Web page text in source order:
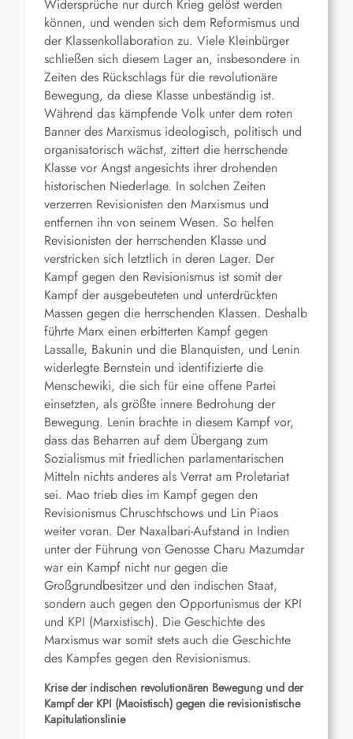
Widersprüche nur durch Krieg gelöst werden
können, und wenden sich dem Reformismus und
der Klassenkollaboration zu. Viele Kleinbürger
schließen sich diesem Lager an, insbesondere in
Zeiten des Rückschlags für die revolutionäre
Bewegung, da diese Klasse unbeständig ist.
Während das kämpfende Volk unter dem roten
Banner des Marxismus ideologisch, politisch und
organisatorisch wächst, zittert die herrschende
Klasse vor Angst angesichts ihrer drohenden
historischen Niederlage. In solchen Zeiten
verzerren Revisionisten den Marxismus und
entfernen ihn von seinem Wesen. So helfen
Revisionisten der herrschenden Klasse und
verstricken sich letztlich in deren Lager. Der
Kampf gegen den Revisionismus ist somit der
Kampf der ausgebeuteten und unterdrückten
Massen gegen die herrschenden Klassen. Deshalb
führte Marx einen erbitterten Kampf gegen
Lassalle, Bakunin und die Blanquisten, und Lenin
widerlegte Bernstein und identifizierte die
Menschewiki, die sich für eine offene Partei
einsetzten, als größte innere Bedrohung der
Bewegung. Lenin brachte in diesem Kampf vor,
dass das Beharren auf dem Übergang zum
Sozialismus mit friedlichen parlamentarischen
Mitteln nichts anderes als Verrat am Proletariat
sei. Mao trieb dies im Kampf gegen den
Revisionismus Chruschtschows und Lin Piaos
weiter voran. Der Naxalbari-Aufstand in Indien
unter der Führung von Genosse Charu Mazumdar
war ein Kampf nicht nur gegen die
Großgrundbesitzer und den indischen Staat,
sondern auch gegen den Opportunismus der KPI
und KPI (Marxistisch). Die Geschichte des
Marxismus war somit stets auch die Geschichte
des Kampfes gegen den Revisionismus.
Krise der indischen revolutionären Bewegung und der
Kampf der KPI (Maoistisch) gegen die revisionistische
Kapitulationslinie